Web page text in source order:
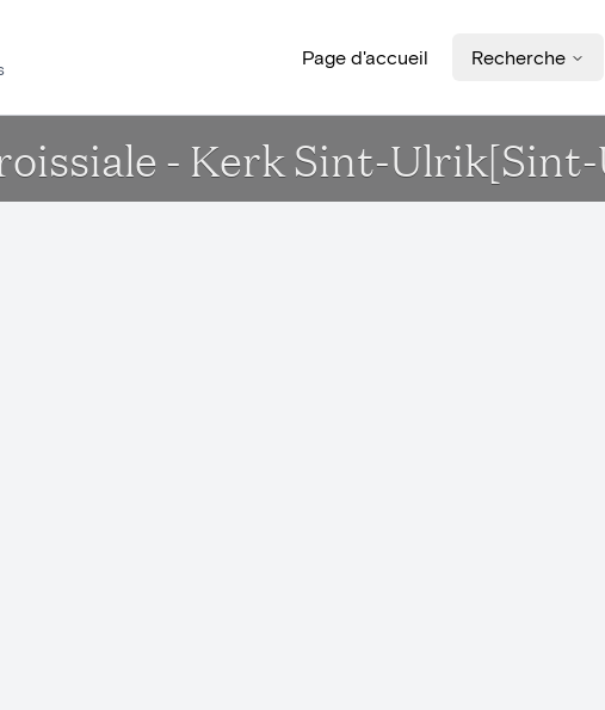
Page d'accueil Recherche
- Kerk Sint-